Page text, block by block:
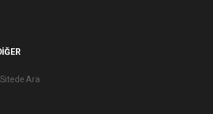
Sitede Ara